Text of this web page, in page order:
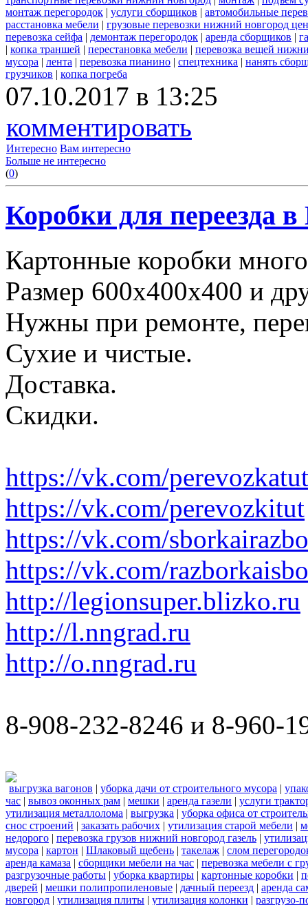
монтаж перегородок | услуги сборщиков | автомобильные
расстановка мебели | грузовые перевозки нижний новгород
перевозка сейфа | демонтаж перегородок | аренда сборщиков |
| копка траншей | перестановка мебели | перевозка вещей
мусора | лента | перевозка пианино | спецтехника | нанять
грузчиков | копка погреба
07.10.2017 в 13:25
комментировать
Интересно Вам интересно
Больше не интересно
(0)
Коробки для переезда
Картонные коробки
Размер 600х400х400 и
Нужны при ремонте,
Сухие и чистые.
Доставка.
Скидки.
https://vk.com/perevozkatut
https://vk.com/perevozkitut
https://vk.com/
https://vk.com/
http://legionsuper.blizko.ru
http://l.nngrad.ru
http://o.nngrad.ru
8-908-232-8246 и 8-960-
выгрузка вагонов | уборка дачи от строительного мусора |
час | вывоз оконных рам | мешки | аренда газели | услуги
утилизация металлолома | выгрузка | уборка офиса от
снос строений | заказать рабочих | утилизация старой мебели |
недорого | перевозка грузов нижний новгород газель |
мусора | картон | Шлаковый щебень | такелаж | слом
аренда камаза | сборщики мебели на час | перевозка мебели с
разгрузочные работы | уборка квартиры | картонные коробки |
дверей | мешки полипропиленовые | дачный переезд | аренда
новгород | утилизация плиты | утилизация колонки | разгрузо-